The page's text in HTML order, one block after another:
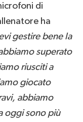
di
ha
gestire bene la
superato
riusciti a
giocato
abbiamo
oggi sono più